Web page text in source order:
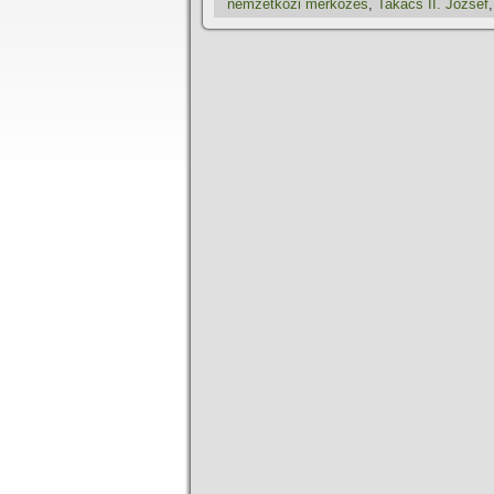
nemzetközi mérkőzés, Takács II. József,